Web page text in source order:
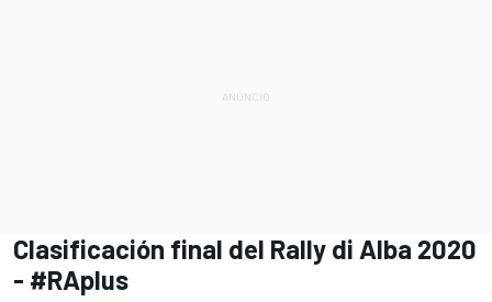
Clasificación final del Rally di Alba 2020
- #RAplus